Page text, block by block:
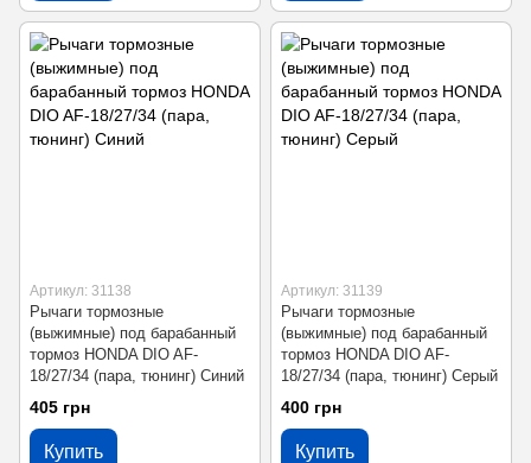
Артикул: 31138
Рычаги тормозные
(выжимные) под барабанный
тормоз HONDA DIO AF-
18/27/34 (пара, тюнинг) Синий
405 грн
Купить
Артикул: 31139
Рычаги тормозные
(выжимные) под барабанный
тормоз HONDA DIO AF-
18/27/34 (пара, тюнинг) Серый
400 грн
Купить